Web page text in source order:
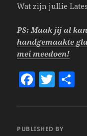
Wat zijn jullie
PS: Maak jij al
handgemaakte
mei meedoen!
F
e
T
er
PUBLISHED BY